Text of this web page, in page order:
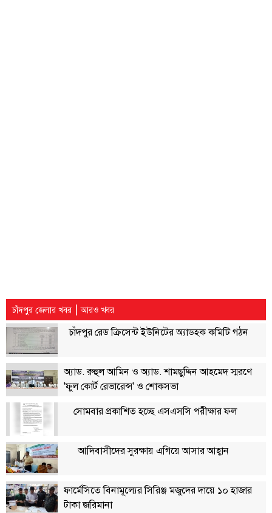
চাঁদপুর
কণ্ঠের
প্রতিষ্ঠাবার্ষিকী
ছবি
ভিডিও
আর্কাইভ
পুরানো
আর্কাইভ
চাঁদপুর জেলার খবর | আরও খবর
চাঁদপুর রেড ক্রিসেন্ট ইউনিটের অ্যাডহক কমিটি গঠন
অ্যাড. রুহুল আমিন ও অ্যাড. শামছুদ্দিন আহমেদ স্মরণে
'ফুল কোর্ট রেভারেন্স' ও শোকসভা
সোমবার প্রকাশিত হচ্ছে এসএসসি পরীক্ষার ফল
আদিবাসীদের সুরক্ষায় এগিয়ে আসার আহ্বান
ফার্মেসিতে বিনামূল্যের সিরিঞ্জ মজুদের দায়ে ১০ হাজার
টাকা জরিমানা